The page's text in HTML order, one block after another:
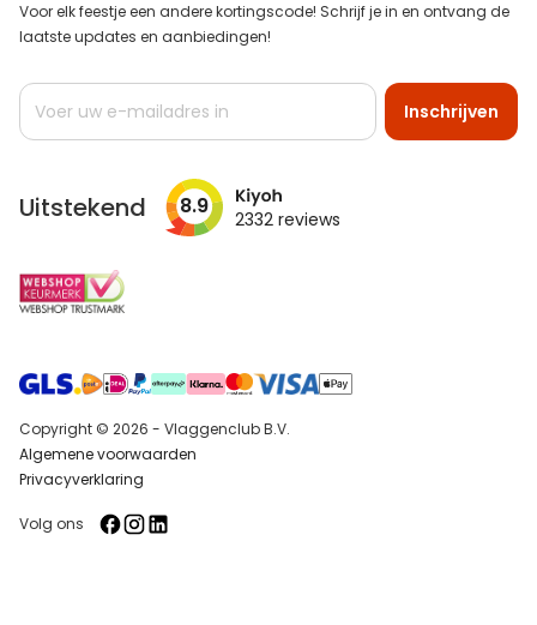
Voor elk feestje een andere kortingscode! Schrijf je in en ontvang de
laatste updates en aanbiedingen!
Abonneer
op
Inschrijven
Uitstekend 8.9 2332 reviews
Copyright © 2026 - Vlaggenclub B.V.
Algemene voorwaarden
Privacyverklaring
Volg ons